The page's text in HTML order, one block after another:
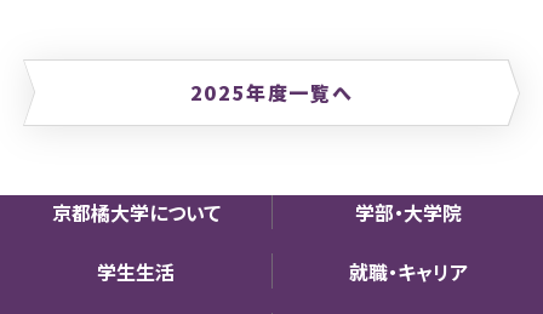
2025年度一覧へ
京都橘大学について 学部・大学院
学生生活 就職・キャリア